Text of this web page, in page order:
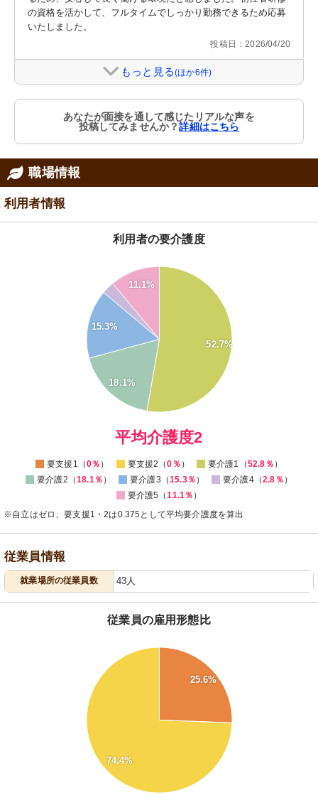
の資格を活かして、フルタイムでしっかり勤務できるため応募
いたしました。
投稿日：2026/04/20
もっと見る(ほか6件)
あなたが面接を通して感じたリアルな声を
投稿してみませんか？詳細はこちら
職場情報
利用者情報
利用者の要介護度
52.7%
18.1%
15.3%
11.1%
0
平均介護度2
要支援1（0％ ） 要支援2（0％ ） 要介護1（52.8％ ）
要介護2（18.1％ ） 要介護3（15.3％ ） 要介護4（2.8％ ）
要介護5（11.1％ ）
※自立はゼロ、要支援1・2は0.375として平均要介護度を算出
従業員情報
就業場所の従業員数 43人
従業員の雇用形態比
25.6%
74.4%